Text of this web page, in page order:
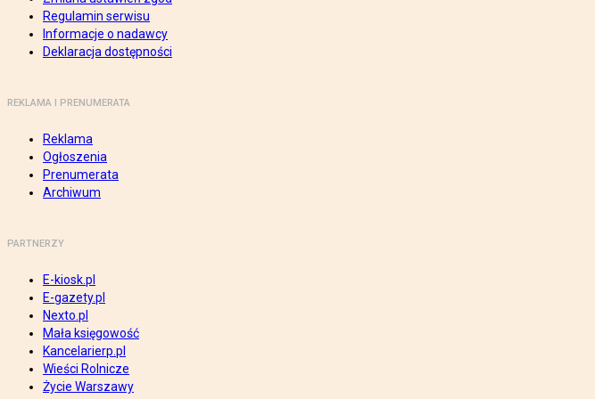
Regulamin serwisu
Informacje o nadawcy
Deklaracja dostępności
REKLAMA I PRENUMERATA
Reklama
Ogłoszenia
Prenumerata
Archiwum
PARTNERZY
E-kiosk.pl
E-gazety.pl
Nexto.pl
Mała księgowość
Kancelarierp.pl
Wieści Rolnicze
Życie Warszawy